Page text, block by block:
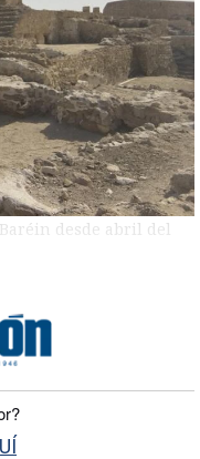
desde abril del